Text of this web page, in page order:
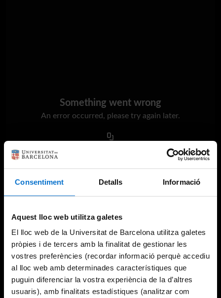
Consentiment Detalls Informació
Aquest lloc web utilitza galetes
El lloc web de la Universitat de Barcelona utilitza galetes
pròpies i de tercers amb la finalitat de gestionar les
vostres preferències (recordar informació perquè accediu
al lloc web amb determinades característiques que
puguin diferenciar la vostra experiència de la d’altres
usuaris), amb finalitats estadístiques (analitzar com
Something went wrong
An error occurred, please try again later.